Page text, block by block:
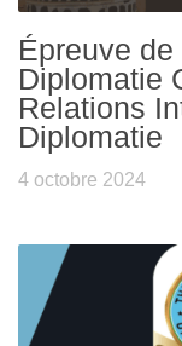
Épreuve
Diplomatie
Relations
Diplomatie
4 octobre 2024